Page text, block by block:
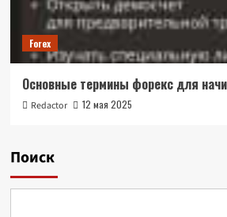
Forex
Основные термины форекс для
Redactor 12 мая 2025
Поиск